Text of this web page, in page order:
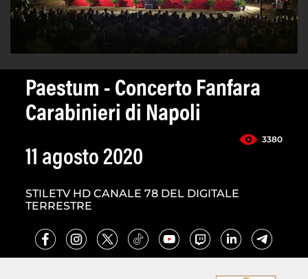
Paestum - Concerto Fanfara
Carabinieri di Napoli
3380
11 agosto 2020
STILETV HD CANALE 78 DEL DIGITALE
TERRESTRE